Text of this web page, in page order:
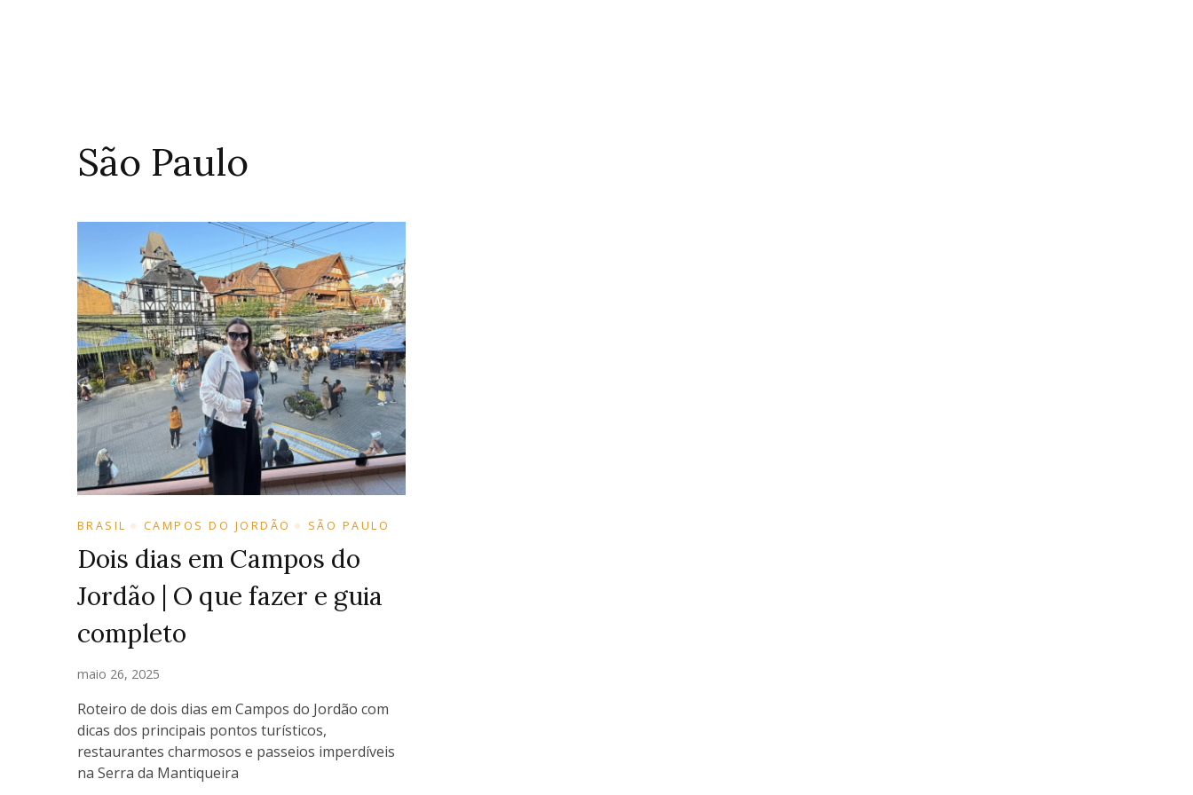
São Paulo
BRASIL CAMPOS DO JORDÃO SÃO PAULO
Dois dias em Campos do
Jordão | O que fazer e guia
completo
maio 26, 2025
Roteiro de dois dias em Campos do Jordão com
dicas dos principais pontos turísticos,
restaurantes charmosos e passeios imperdíveis
na Serra da Mantiqueira